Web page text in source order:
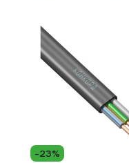
защиты RTII
405270240000V10
-23%